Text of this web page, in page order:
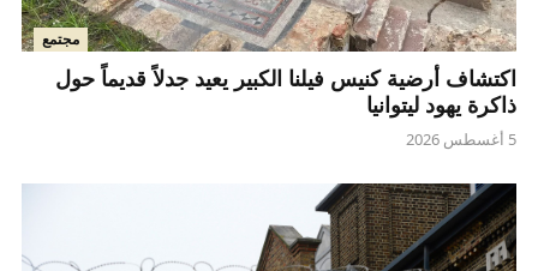
مجتمع
اكتشاف أرضية كنيس فيلنا الكبير يعيد جدلاً قديماً حول
ذاكرة يهود ليتوانيا
5 أغسطس 2026